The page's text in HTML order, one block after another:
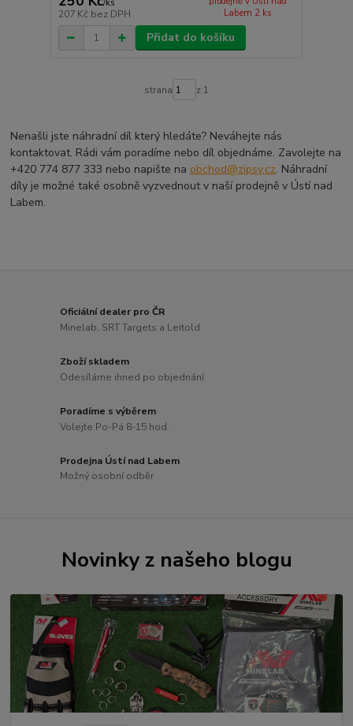
/ks
207 Kč bez DPH
Labem 2 ks
Přidat do košíku
strana z 1
Nenašli jste náhradní díl který hledáte? Neváhejte nás
kontaktovat. Rádi vám poradíme nebo díl objednáme. Zavolejte na
+420 774 877 333 nebo napište na obchod@zipsy.cz. Náhradní
díly je možné také osobně vyzvednout v naší prodejně v Ústí nad
Labem.
Oficiální dealer pro ČR
Minelab, SRT Targets a Leitold
Zboží skladem
Odesíláme ihned po objednání
Poradíme s výběrem
Volejte Po-Pá 8-15 hod.
Prodejna Ústí nad Labem
Možný osobní odběr
Novinky z našeho blogu